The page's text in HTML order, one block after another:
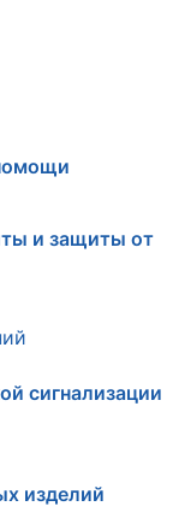
и защиты от
сигнализации
изделий